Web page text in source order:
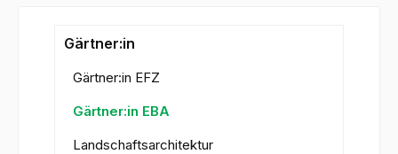
Gärtner:in
Gärtner:in EFZ
Gärtner:in EBA
Landschaftsarchitektur